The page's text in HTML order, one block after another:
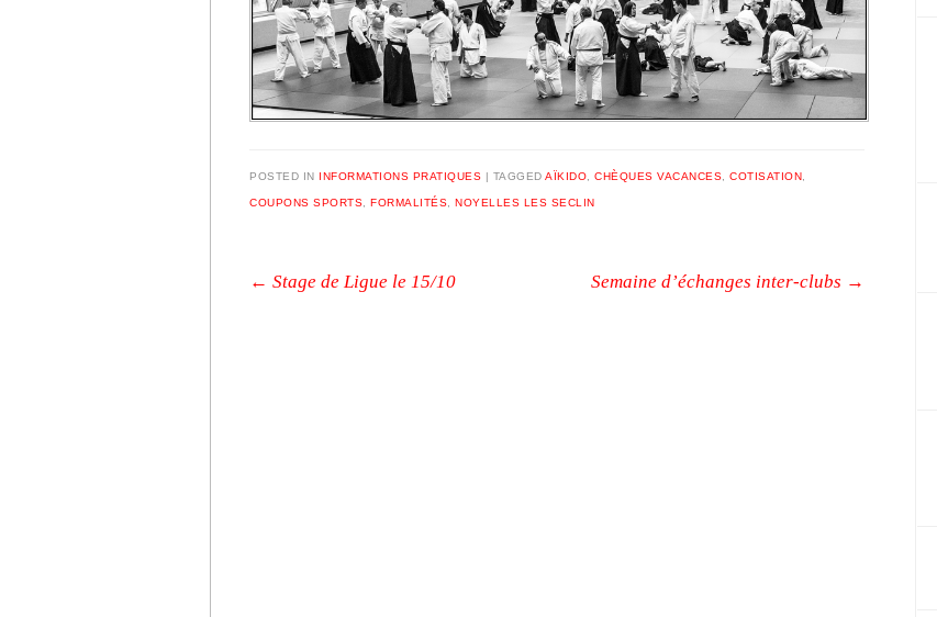
POSTED IN INFORMATIONS PRATIQUES | TAGGED AÏKIDO CHÈQUES VACANCES COTISATION
COUPONS SPORTS FORMALITÉS NOYELLES LES SECLIN
Post navigation
← Stage de Ligue le 15/10 Semaine d’échanges inter-clubs →